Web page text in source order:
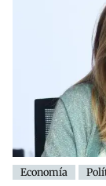
Economía